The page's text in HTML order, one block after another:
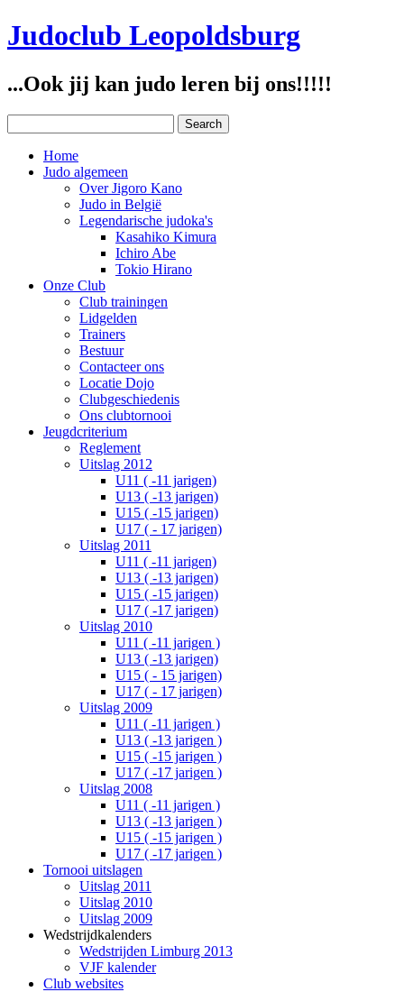
Judoclub Leopoldsburg
...Ook jij kan judo leren bij ons!!!!!
Home
Judo algemeen
Over Jigoro Kano
Judo in België
Legendarische judoka's
Kasahiko Kimura
Ichiro Abe
Tokio Hirano
Onze Club
Club trainingen
Lidgelden
Trainers
Bestuur
Contacteer ons
Locatie Dojo
Clubgeschiedenis
Ons clubtornooi
Jeugdcriterium
Reglement
Uitslag 2012
U11 ( -11 jarigen)
U13 ( -13 jarigen)
U15 ( -15 jarigen)
U17 ( - 17 jarigen)
Uitslag 2011
U11 ( -11 jarigen)
U13 ( -13 jarigen)
U15 ( -15 jarigen)
U17 ( -17 jarigen)
Uitslag 2010
U11 ( -11 jarigen )
U13 ( -13 jarigen)
U15 ( - 15 jarigen)
U17 ( - 17 jarigen)
Uitslag 2009
U11 ( -11 jarigen )
U13 ( -13 jarigen )
U15 ( -15 jarigen )
U17 ( -17 jarigen )
Uitslag 2008
U11 ( -11 jarigen )
U13 ( -13 jarigen )
U15 ( -15 jarigen )
U17 ( -17 jarigen )
Tornooi uitslagen
Uitslag 2011
Uitslag 2010
Uitslag 2009
Wedstrijdkalenders
Wedstrijden Limburg 2013
VJF kalender
Club websites